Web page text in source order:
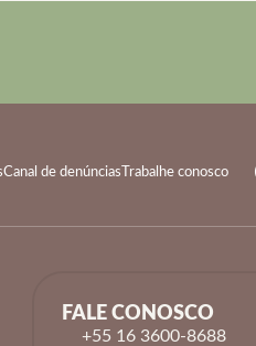
Canal de denúncias Trabalhe conosco
FALE CONOSCO
+55 16 3600-8688